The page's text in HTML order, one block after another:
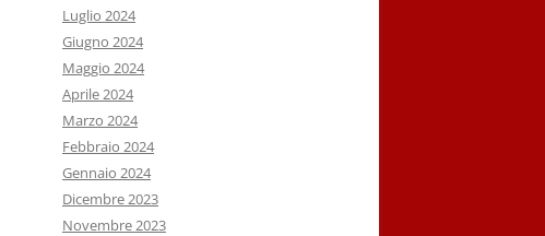
Luglio 2024
Giugno 2024
Maggio 2024
Aprile 2024
Marzo 2024
Febbraio 2024
Gennaio 2024
Dicembre 2023
Novembre 2023